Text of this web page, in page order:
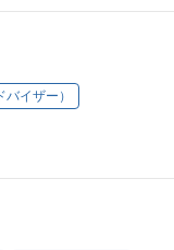
イザー）